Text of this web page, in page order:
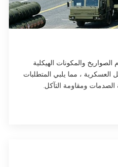
والمكونات الهيكلية
العسكرية ، مما يلبي المتطلبات
الصدمات ومقاومة التآكل.